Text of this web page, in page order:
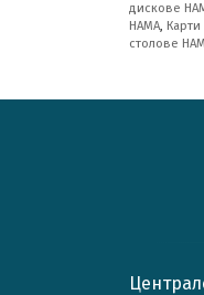
дискове
HAMA, Карти
столове